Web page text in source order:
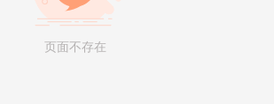
页面不存在